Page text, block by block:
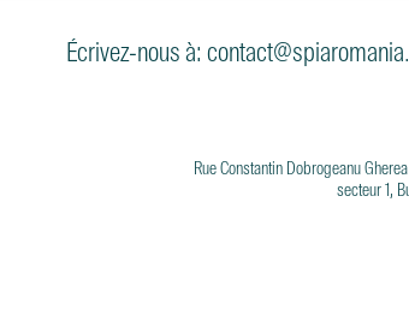
Écrivez-nous à:
Rue Constantin Dobrogeanu Gherea
secteur 1,